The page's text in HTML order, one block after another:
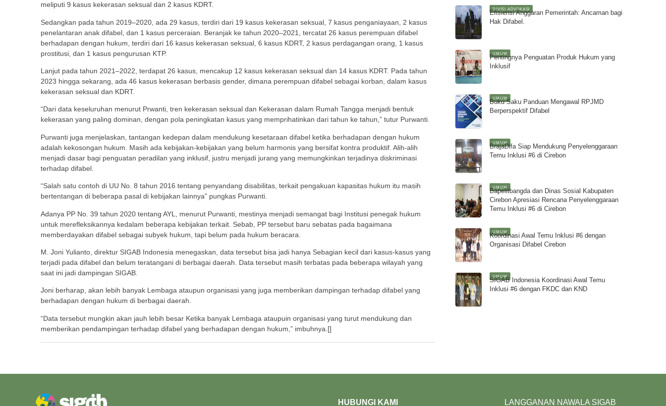
meliputi 9 kasus kekerasan seksual dan 2 kasus KDRT.
Sedangkan pada tahun 2019–2020, ada 29 kasus, terdiri dari 19 kasus kekerasan seksual, 7 kasus penganiayaan, 2 kasus
penelantaran anak difabel, dan 1 kasus perceraian. Beranjak ke tahun 2020–2021, tercatat 26 kasus perempuan difabel
berhadapan dengan hukum, terdiri dari 16 kasus kekerasan seksual, 6 kasus KDRT, 2 kasus perdagangan orang, 1 kasus
prostitusi, dan 1 kasus pengurusan KTP.
Lanjut pada tahun 2021–2022, terdapat 26 kasus, mencakup 12 kasus kekerasan seksual dan 14 kasus KDRT. Pada tahun
2023 hingga sekarang, ada 46 kasus kekerasan berbasis gender, dimana perempuan difabel sebagai korban, dalam kasus
kekerasan seksual dan KDRT.
“Dari data keseluruhan menurut Prwanti, tren kekerasan seksual dan Kekerasan dalam Rumah Tangga menjadi bentuk
kekerasan yang paling dominan, dengan pola peningkatan kasus yang memprihatinkan dari tahun ke tahun,” tutur Purwanti.
Purwanti juga menjelaskan, tantangan kedepan dalam mendukung kesetaraan difabel ketika berhadapan dengan hukum
adalah kekosongan hukum. Masih ada kebijakan-kebijakan yang belum harmonis yang bersifat kontra produktif. Alih-alih
menjadi dasar bagi penguatan peradilan yang inklusif, justru menjadi jurang yang memungkinkan terjadinya diskriminasi
terhadap difabel.
“Salah satu contoh di UU No. 8 tahun 2016 tentang penyandang disabilitas, terkait pengakuan kapasitas hukum itu masih
bertentangan di beberapa pasal di kebijakan lainnya” pungkas Purwanti.
Adanya PP No. 39 tahun 2020 tentang AYL, menurut Purwanti, mestinya menjadi semangat bagi Institusi penegak hukum
untuk merefleksikannya kedalam beberapa kebijakan terkait. Sebab, PP tersebut baru sebatas pada bagaimana
memberdayakan difabel sebagai subyek hukum, tapi belum pada hukum beracara.
M. Joni Yulianto, direktur SIGAB Indonesia menegaskan, data tersebut bisa jadi hanya Sebagian kecil dari kasus-kasus yang
terjadi pada difabel dan belum teratangani di berbagai daerah. Data tersebut masih terbatas pada beberapa wilayah yang
saat ini jadi dampingan SIGAB.
Joni berharap, akan lebih banyak Lembaga ataupun organisasi yang juga memberikan dampingan terhadap difabel yang
berhadapan dengan hukum di berbagai daerah.
“Data tersebut mungkin akan jauh lebih besar Ketika banyak Lembaga ataupuin organisasi yang turut mendukung dan
memberikan pendampingan terhadap difabel yang berhadapan dengan hukum,” imbuhnya.[]
DIVISI ADVOKASI
Efisiensi Anggaran Pemerintah: Ancaman bagi
Hak Difabel.
UMUM
Pentingnya Penguatan Produk Hukum yang
Inklusif
UMUM
Buku Saku Panduan Mengawal RPJMD
Berperspektif Difabel
UMUM
BrajaDifa Siap Mendukung Penyelenggaraan
Temu Inklusi #6 di Cirebon
UMUM
Bapelitbangda dan Dinas Sosial Kabupaten
Cirebon Apresiasi Rencana Penyelenggaraan
Temu Inklusi #6 di Cirebon
UMUM
Koordinasi Awal Temu Inklusi #6 dengan
Organisasi Difabel Cirebon
UMUM
SIGAB Indonesia Koordinasi Awal Temu
Inklusi #6 dengan FKDC dan KND
HUBUNGI KAMI LANGGANAN NAWALA SIGAB